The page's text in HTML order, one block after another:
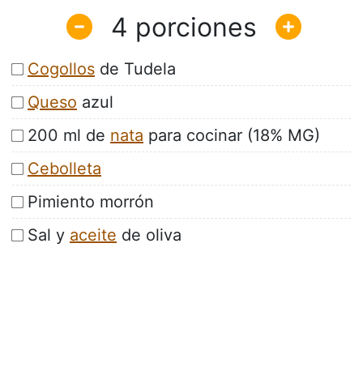
4
Cogollos de Tudela
Queso azul
200 ml de nata para cocinar (18% MG)
Cebolleta
Pimiento morrón
Sal y aceite de oliva